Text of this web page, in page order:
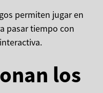
permiten jugar en
pasar tiempo con
los